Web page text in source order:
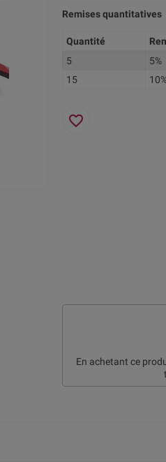
Remises quantitatives
Quantité
5
5%
15
favorite_border
En achetant ce